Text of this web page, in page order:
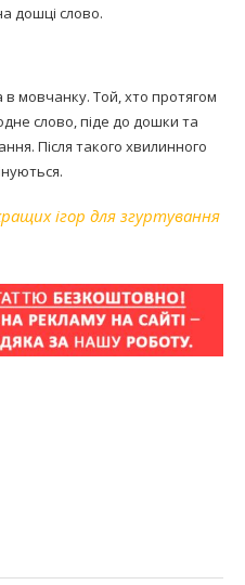
дошці слово.
в мовчанку. Той, хто протягом
слово, піде до дошки та
Після такого хвилинного
ігор для згуртування